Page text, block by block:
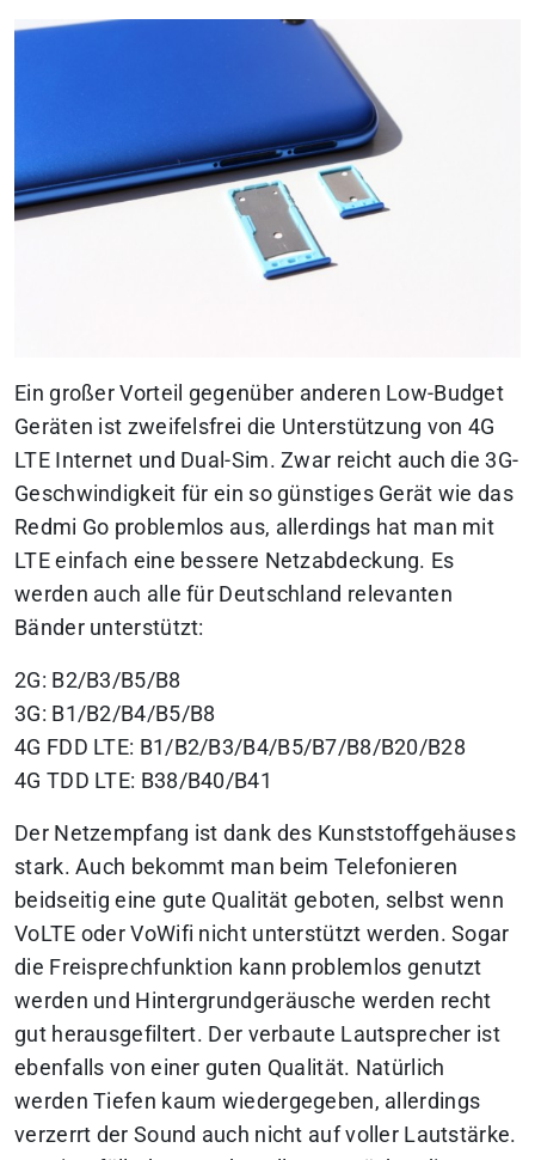
Ein großer Vorteil gegenüber anderen Low-Budget
Geräten ist zweifelsfrei die Unterstützung von 4G
LTE Internet und Dual-Sim. Zwar reicht auch die 3G-
Geschwindigkeit für ein so günstiges Gerät wie das
Redmi Go problemlos aus, allerdings hat man mit
LTE einfach eine bessere Netzabdeckung. Es
werden auch alle für Deutschland relevanten
Bänder unterstützt:
2G: B2/B3/B5/B8
3G: B1/B2/B4/B5/B8
4G FDD LTE: B1/B2/B3/B4/B5/B7/B8/B20/B28
4G TDD LTE: B38/B40/B41
Der Netzempfang ist dank des Kunststoffgehäuses
stark. Auch bekommt man beim Telefonieren
beidseitig eine gute Qualität geboten, selbst wenn
VoLTE oder VoWifi nicht unterstützt werden. Sogar
die Freisprechfunktion kann problemlos genutzt
werden und Hintergrundgeräusche werden recht
gut herausgefiltert. Der verbaute Lautsprecher ist
ebenfalls von einer guten Qualität. Natürlich
werden Tiefen kaum wiedergegeben, allerdings
verzerrt der Sound auch nicht auf voller Lautstärke.